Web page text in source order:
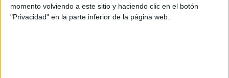
momento volviendo a este sitio y haciendo clic en el botón
"Privacidad" en la parte inferior de la página web.
En la Comunidad de Madrid se ganan como promedio
619,98 euros más al mes que hace una década y media,